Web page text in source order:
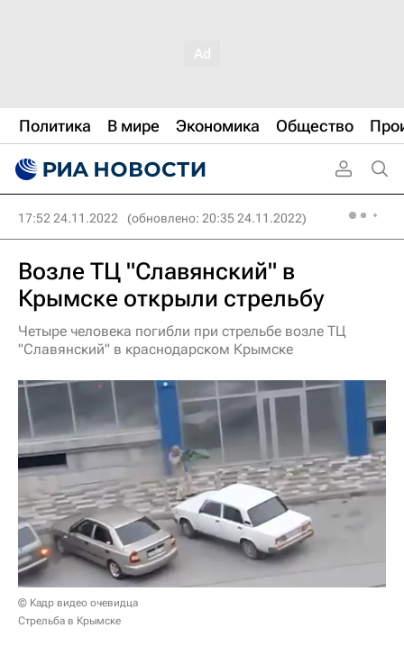
Политика В мире Экономика Общество
17:52 24.11.2022 (обновлено: 20:35 24.11.2022)
Возле ТЦ "Славянский" в
Крымске открыли стрельбу
Четыре человека погибли при стрельбе возле ТЦ
"Славянский" в краснодарском Крымске
© Кадр видео очевидца
Стрельба в Крымске